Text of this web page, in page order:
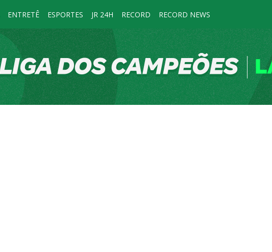
ENTRETÊ ESPORTES JR 24H RECORD RECORD NEWS